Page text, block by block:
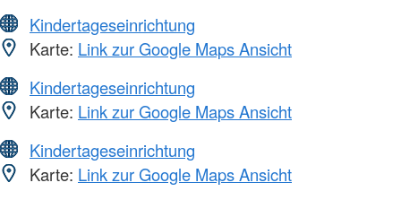
Kindertageseinrichtung
Karte: Link zur Google Maps Ansicht
Kindertageseinrichtung
Karte: Link zur Google Maps Ansicht
Kindertageseinrichtung
Karte: Link zur Google Maps Ansicht